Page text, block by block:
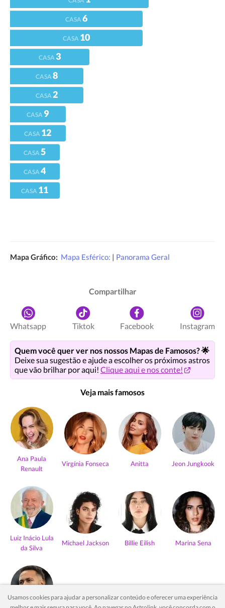
CASA6
CASA 10
CASA 3
CASA8
CASA2
CASA 9
CASA 12
CASA5
CASA4
CASA 11
Mapa Gráfico: Mapa Esférico: | Panorama Geral
Compartilhar
Whatsapp Tiktok Facebook Instagram
Quem você quer ver nos nossos Mapas de Famosos? 🌟
Deixe sua sugestão e ajude a escolher os próximos astros
que vão brilhar por aqui! Clique aqui e nos conte!
Veja mais famosos
Ana Paula
Renault
Virgínia Fonseca Anitta Jeon Jungkook
Luiz Inácio Lula
da Silva
Michael Jackson Billie Eilish Marina Sena
Usamos cookies para ajudar a personalizar conteúdo e oferecer uma experiência